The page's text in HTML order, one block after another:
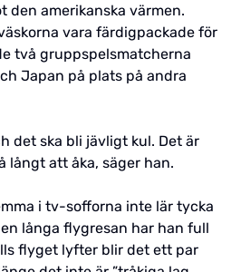
den amerikanska värmen.
vara färdigpackade för
två gruppspelsmatcherna
Japan på plats på andra
det ska bli jävligt kul. Det är
långt att åka, säger han.
i tv-sofforna inte lär tycka
långa flygresan har han full
flyget lyfter blir det ett par